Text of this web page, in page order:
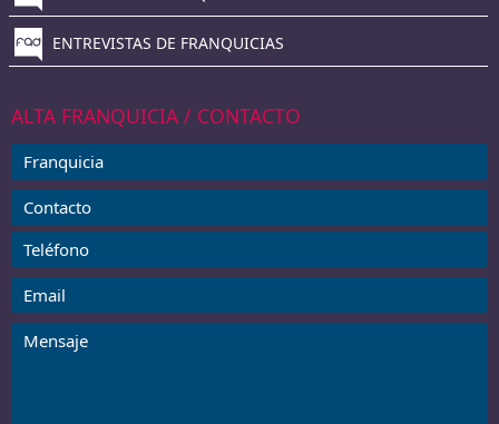
ENTREVISTAS DE FRANQUICIAS
ALTA FRANQUICIA / CONTACTO